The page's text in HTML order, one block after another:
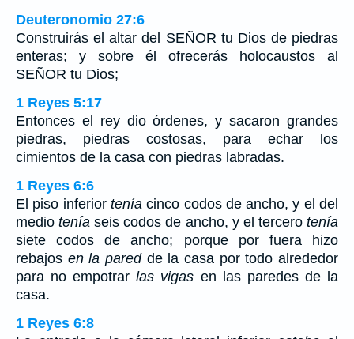
Deuteronomio 27:6
Construirás el altar del SEÑOR tu Dios de piedras
enteras; y sobre él ofrecerás holocaustos al
SEÑOR tu Dios;
1 Reyes 5:17
Entonces el rey dio órdenes, y sacaron grandes
piedras, piedras costosas, para echar los
cimientos de la casa con piedras labradas.
1 Reyes 6:6
El piso inferior tenía cinco codos de ancho, y el del
mediotenía seis codos de ancho, y el tercerotenía
siete codos de ancho; porque por fuera hizo
rebajos en la paredde la casa por todo alrededor
para no empotrarlas vigas en las paredes de la
casa.
1 Reyes 6:8